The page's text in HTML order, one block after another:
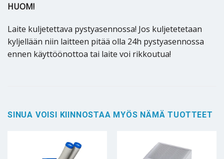
HUOM!
Laite kuljetettava pystyasennossa! Jos kuljetetetaan
kyljellään niin laitteen pitää olla 24h pystyasennossa
ennen käyttöönottoa tai laite voi rikkoutua!
SINUA VOISI KIINNOSTAA MYÖS NÄMÄ TUOTTEET